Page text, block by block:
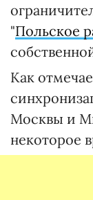
"Польское
Как
Москвы и
некоторое